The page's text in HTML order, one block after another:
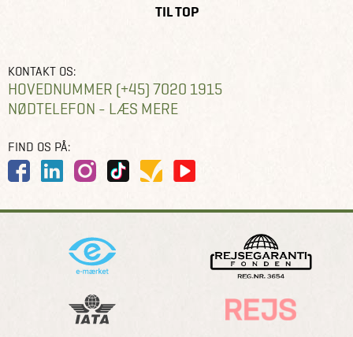
TIL TOP
KONTAKT OS:
HOVEDNUMMER (+45) 7020 1915
NØDTELEFON - LÆS MERE
FIND OS PÅ: